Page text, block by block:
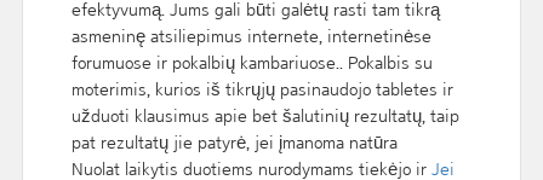
efektyvumą. Jums gali būti galėtų rasti tam tikrą
asmeninę atsiliepimus internete, internetinėse
forumuose ir pokalbių kambariuose.. Pokalbis su
moterimis, kurios iš tikrųjų pasinaudojo tabletes ir
užduoti klausimus apie bet šalutinių rezultatų, taip
pat rezultatų jie patyrė, jei įmanoma natūra
Nuolat laikytis duotiems nurodymams tiekėjo ir Jei